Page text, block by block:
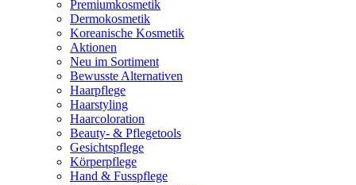
Premiumkosmetik
Dermokosmetik
Koreanische Kosmetik
Aktionen
Neu im Sortiment
Bewusste Alternativen
Haarpflege
Haarstyling
Haarcoloration
Beauty- & Pflegetools
Gesichtspflege
Körperpflege
Hand & Fusspflege